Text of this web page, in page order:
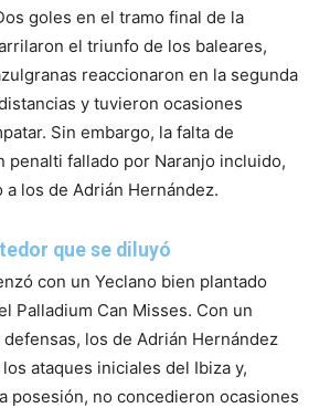
goles en el tramo final de la
el triunfo de los baleares,
reaccionaron en la segunda
y tuvieron ocasiones
Sin embargo, la falta de
penalti fallado por Naranjo incluido,
los de Adrián Hernández.
que se diluyó
con un Yeclano bien plantado
Palladium Can Misses. Con un
los de Adrián Hernández
ataques iniciales del Ibiza y,
posesión, no concedieron ocasiones